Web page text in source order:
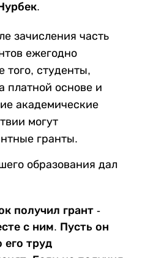
зачисления часть
ежегодно
того, студенты,
платной основе и
академические
могут
гранты.
образования дал
получил грант -
с ним. Пусть он
его труд